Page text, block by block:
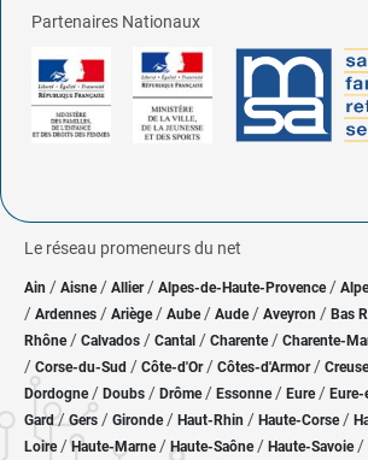
Partenaires Nationaux
Le réseau promeneurs du net
Ain / Aisne/ Allier/ Alpes-de-Haute-Provence /
/ Ardennes / Ariège/ Aube/ Aude / Aveyron / Bas
Rhône/ Calvados / Cantal / Charente / Charente-
/ Corse-du-Sud / Côte-d'Or / Côtes-d'Armor/ Creuse
Dordogne/ Doubs / Drôme/ Essonne / Eure/
Gard/Gers / Gironde/ Haut-Rhin / Haute-Corse/
Loire/Haute-Marne/ Haute-Saône/ Haute-Savoie/